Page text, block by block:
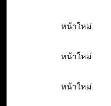
หน้าใหม่
หน้าใหม่
หน้าใหม่